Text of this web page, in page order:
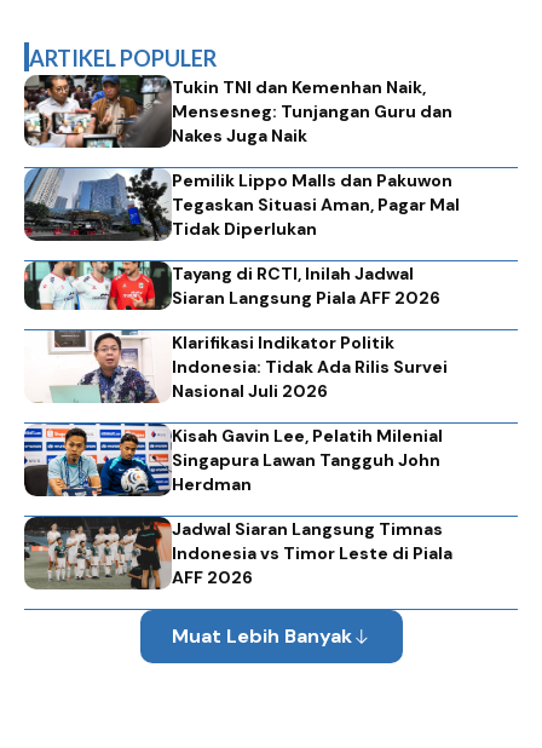
ARTIKEL POPULER
Tukin TNI dan Kemenhan Naik,
Mensesneg: Tunjangan Guru dan
Nakes Juga Naik
Pemilik Lippo Malls dan Pakuwon
Tegaskan Situasi Aman, Pagar Mal
Tidak Diperlukan
Tayang di RCTI, Inilah Jadwal
Siaran Langsung Piala AFF 2026
Klarifikasi Indikator Politik
Indonesia: Tidak Ada Rilis Survei
Nasional Juli 2026
Kisah Gavin Lee, Pelatih Milenial
Singapura Lawan Tangguh John
Herdman
Jadwal Siaran Langsung Timnas
Indonesia vs Timor Leste di Piala
AFF 2026
Muat Lebih Banyak